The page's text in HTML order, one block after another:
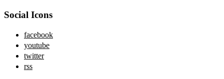
Social Icons
facebook
youtube
twitter
rss